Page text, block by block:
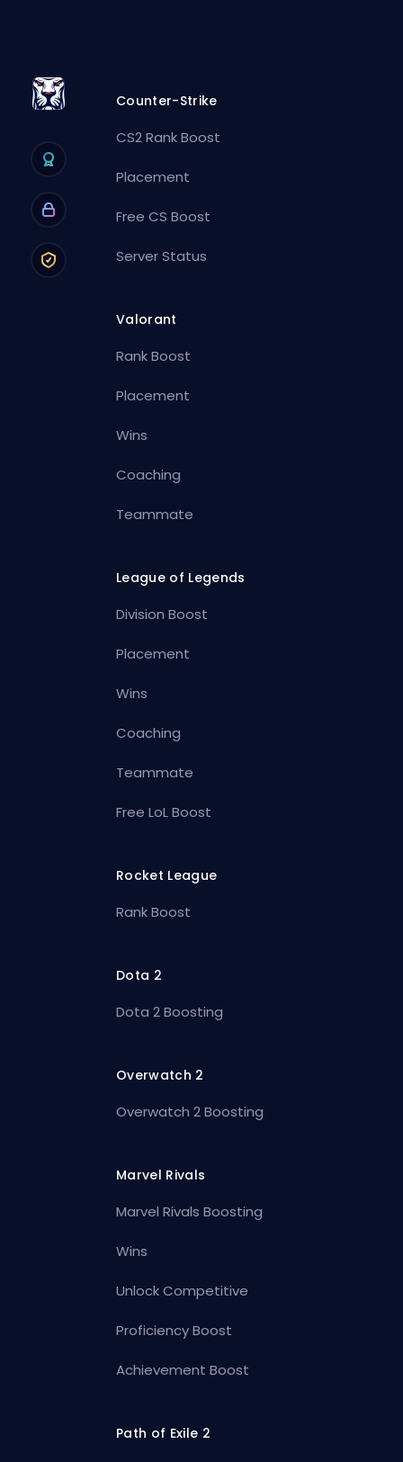
Counter-Strike
CS2 Rank Boost
Placement
Free CS Boost
Server Status
Valorant
Rank Boost
Placement
Wins
Coaching
Teammate
League of Legends
Division Boost
Placement
Wins
Coaching
Teammate
Free LoL Boost
Rocket League
Rank Boost
Dota 2
Dota 2 Boosting
Overwatch 2
Overwatch 2 Boosting
Marvel Rivals
Marvel Rivals Boosting
Wins
Unlock Competitive
Proficiency Boost
Achievement Boost
Path of Exile 2